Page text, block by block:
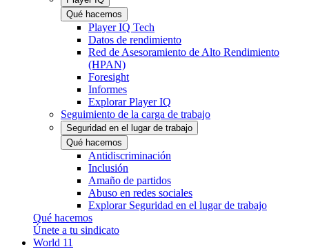
Qué hacemos
Player IQ Tech
Datos de rendimiento
Red de Asesoramiento de Alto Rendimiento
(HPAN)
Foresight
Informes
Explorar Player IQ
Seguimiento de la carga de trabajo
Seguridad en el lugar de trabajo
Qué hacemos
Antidiscriminación
Inclusión
Amaño de partidos
Abuso en redes sociales
Explorar Seguridad en el lugar de trabajo
Qué hacemos
Únete a tu sindicato
World 11